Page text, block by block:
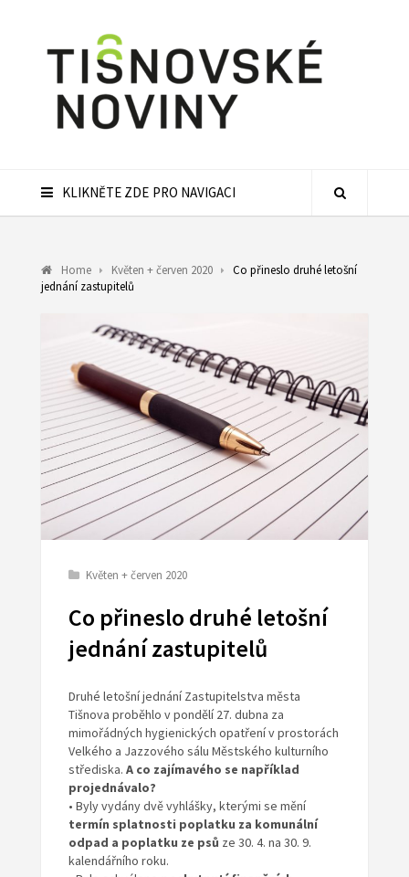
KLIKNĚTE ZDE PRO NAVIGACI
Home Květen + červen 2020
Co přineslo druhé letošní
jednání zastupitelů
Květen + červen 2020
Co přineslo druhé letošní
jednání zastupitelů
Druhé letošní jednání Zastupitelstva města
Tišnova proběhlo v pondělí 27. dubna za
mimořádných hygienických opatření v prostorách
Velkého a Jazzového sálu Městského kulturního
střediska. A co zajímavého se například
projednávalo?
• Byly vydány dvě vyhlášky, kterými se mění
termín splatnosti poplatku za komunální
odpad a poplatku ze psů ze 30. 4. na 30. 9.
kalendářního roku.